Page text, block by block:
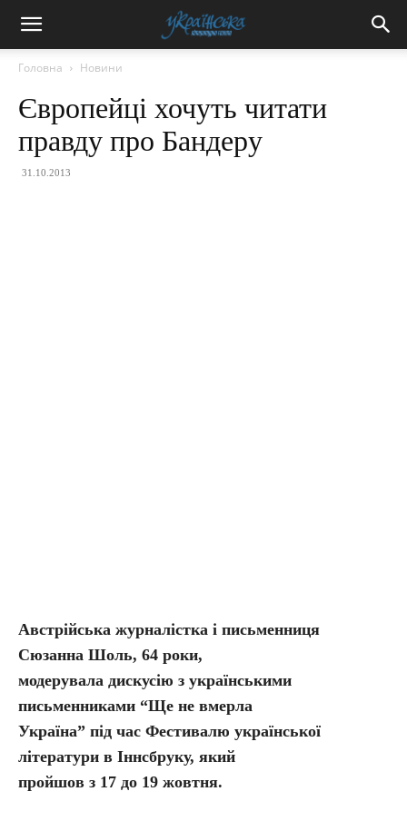
Головна Новини
Європейці хочуть читати
правду про Бандеру
31.10.2013
Австрійська журналістка і письменниця
Сюзанна Шоль, 64 роки,
модерувала дискусію з українськими
письменниками “Ще не вмерла
Україна” під час Фестивалю української
літератури в Іннсбруку, який
пройшов з 17 до 19 жовтня.